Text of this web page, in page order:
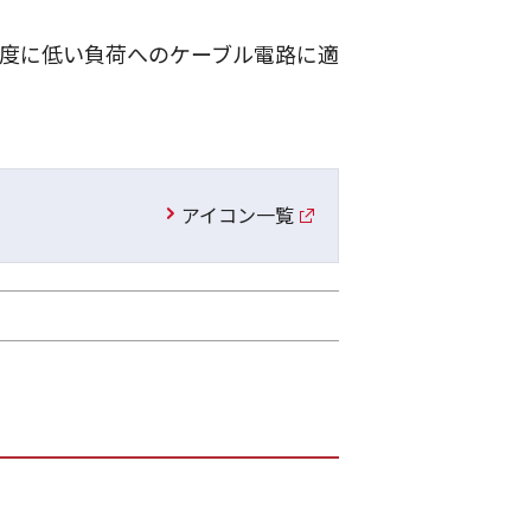
に低い負荷へのケーブル電路に適
アイコン一覧